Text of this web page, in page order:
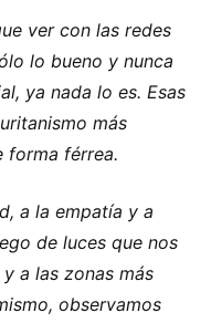
ver con las redes
lo bueno y nunca
ya nada lo es. Esas
más
forma férrea.
a la empatía y a
de luces que nos
a las zonas más
observamos